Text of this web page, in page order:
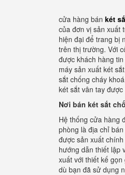
cửa hàng bán két
của đơn vị sản xuất
hiện đại để trang bị
trên thị trường. Với
được khách hàng
máy sản xuất két
sắt chống cháy
két sắt vân tay
Nơi bán két sắt
Hệ thống cửa hàng
phòng là địa chỉ
được sản xuất
hướng dẫn thiết lập
xuất với thiết kế
dù bạn đã sử dụng